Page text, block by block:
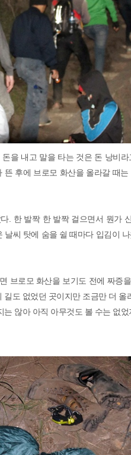
을 내고 말을 타는 것은 돈 낭비
후에 브로모 화산을 올라갈 때
. 한 발짝 한 발짝 걸으면서 뭔가
씨 탓에 숨을 쉴 때마다 입김이
브로모 화산을 보기도 전에 짜증
도 없었던 곳이지만 조금만 더
않아 아직 아무것도 볼 수는 없